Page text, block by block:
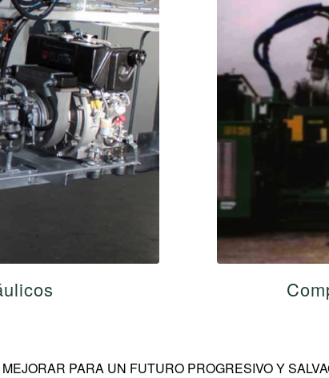
PARA UN FUTURO PROGRESIVO Y